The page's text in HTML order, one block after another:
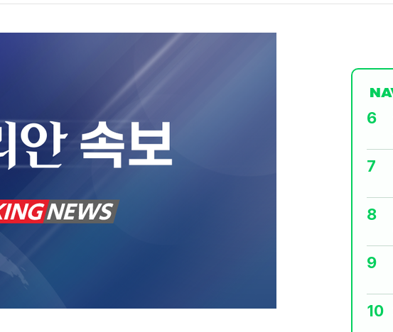
1
2
5
SK하이닉스 하한가라고?…프리마켓 시
6
7
8
9
10